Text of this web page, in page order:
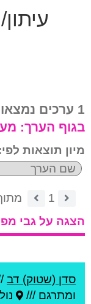
1 ערכים נמצאו בהקשר לנושא:
בגוף הערך:
מיון תוצאות
1 מתוך
הצגה על גבי
סדן (שטוק) דב
ומתרגם ///